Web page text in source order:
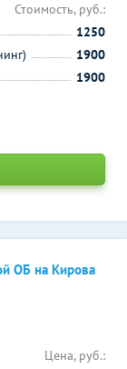
Стоимость, руб.:
1250
1900
1900
ОБ на Кирова
Цена, руб.: